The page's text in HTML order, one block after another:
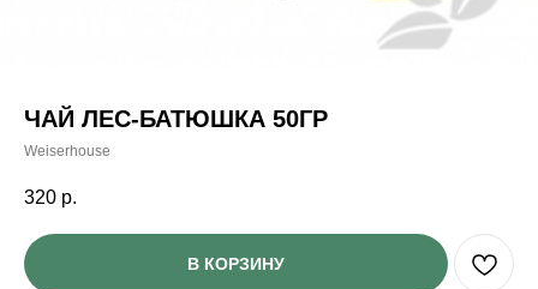
ЧАЙ ЛЕС-БАТЮШКА 50ГР
Weiserhouse
320 р.
В КОРЗИНУ